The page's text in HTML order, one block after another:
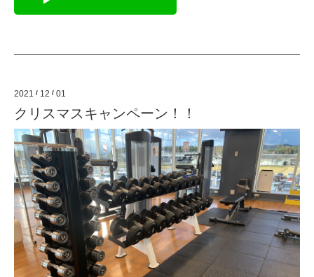
2021 / 12 / 01
クリスマスキャンペーン！！